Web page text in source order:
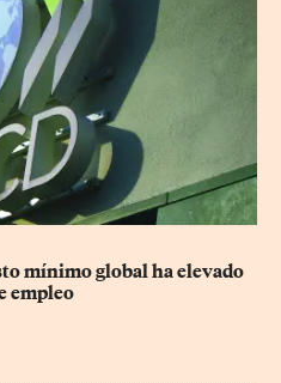
mínimo global ha elevado
empleo